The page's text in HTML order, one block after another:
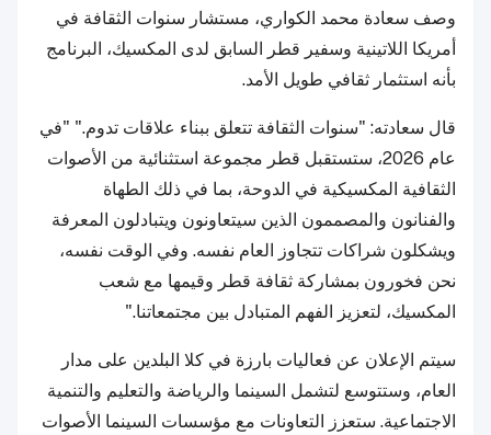
وصف سعادة محمد الكواري، مستشار سنوات الثقافة في
أمريكا اللاتينية وسفير قطر السابق لدى المكسيك، البرنامج
بأنه استثمار ثقافي طويل الأمد.
قال سعادته: "سنوات الثقافة تتعلق ببناء علاقات تدوم." "في
عام 2026، ستستقبل قطر مجموعة استثنائية من الأصوات
الثقافية المكسيكية في الدوحة، بما في ذلك الطهاة
والفنانون والمصممون الذين سيتعاونون ويتبادلون المعرفة
ويشكلون شراكات تتجاوز العام نفسه. وفي الوقت نفسه،
نحن فخورون بمشاركة ثقافة قطر وقيمها مع شعب
المكسيك، لتعزيز الفهم المتبادل بين مجتمعاتنا."
سيتم الإعلان عن فعاليات بارزة في كلا البلدين على مدار
العام، وستتوسع لتشمل السينما والرياضة والتعليم والتنمية
الاجتماعية. ستعزز التعاونات مع مؤسسات السينما الأصوات